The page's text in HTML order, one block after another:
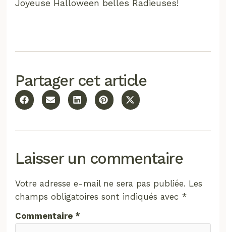
Joyeuse Halloween belles Radieuses!
Partager cet article
Laisser un commentaire
Votre adresse e-mail ne sera pas publiée. Les
champs obligatoires sont indiqués avec *
Commentaire*